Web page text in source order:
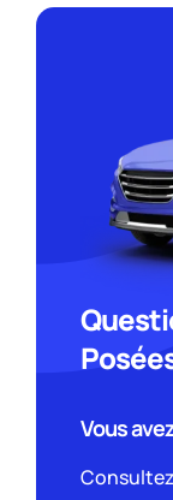
Vous